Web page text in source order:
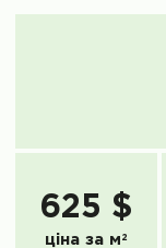
625 $
ціна за м 2